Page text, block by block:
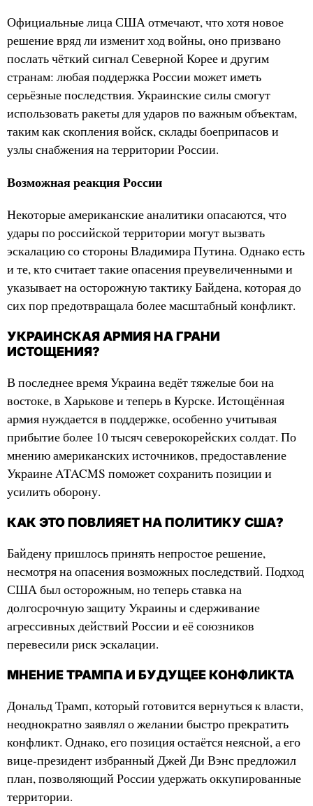
Официальные лица США отмечают, что хотя новое
решение вряд ли изменит ход войны, оно призвано
послать чёткий сигнал Северной Корее и другим
странам: любая поддержка России может иметь
серьёзные последствия. Украинские силы смогут
использовать ракеты для ударов по важным объектам,
таким как скопления войск, склады боеприпасов и
узлы снабжения на территории России.
Возможная реакция России
Некоторые американские аналитики опасаются, что
удары по российской территории могут вызвать
эскалацию со стороны Владимира Путина. Однако есть
и те, кто считает такие опасения преувеличенными и
указывает на осторожную тактику Байдена, которая до
сих пор предотвращала более масштабный конфликт.
УКРАИНСКАЯ АРМИЯ НА ГРАНИ
ИСТОЩЕНИЯ?
В последнее время Украина ведёт тяжелые бои на
востоке, в Харькове и теперь в Курске. Истощённая
армия нуждается в поддержке, особенно учитывая
прибытие более 10 тысяч северокорейских солдат. По
мнению американских источников, предоставление
Украине ATACMS поможет сохранить позиции и
усилить оборону.
КАК ЭТО ПОВЛИЯЕТ НА ПОЛИТИКУ США?
Байдену пришлось принять непростое решение,
несмотря на опасения возможных последствий. Подход
США был осторожным, но теперь ставка на
долгосрочную защиту Украины и сдерживание
агрессивных действий России и её союзников
перевесили риск эскалации.
МНЕНИЕ ТРАМПА И БУДУЩЕЕ КОНФЛИКТА
Дональд Трамп, который готовится вернуться к власти,
неоднократно заявлял о желании быстро прекратить
конфликт. Однако, его позиция остаётся неясной, а его
вице-президент избранный Джей Ди Вэнс предложил
план, позволяющий России удержать оккупированные
территории.